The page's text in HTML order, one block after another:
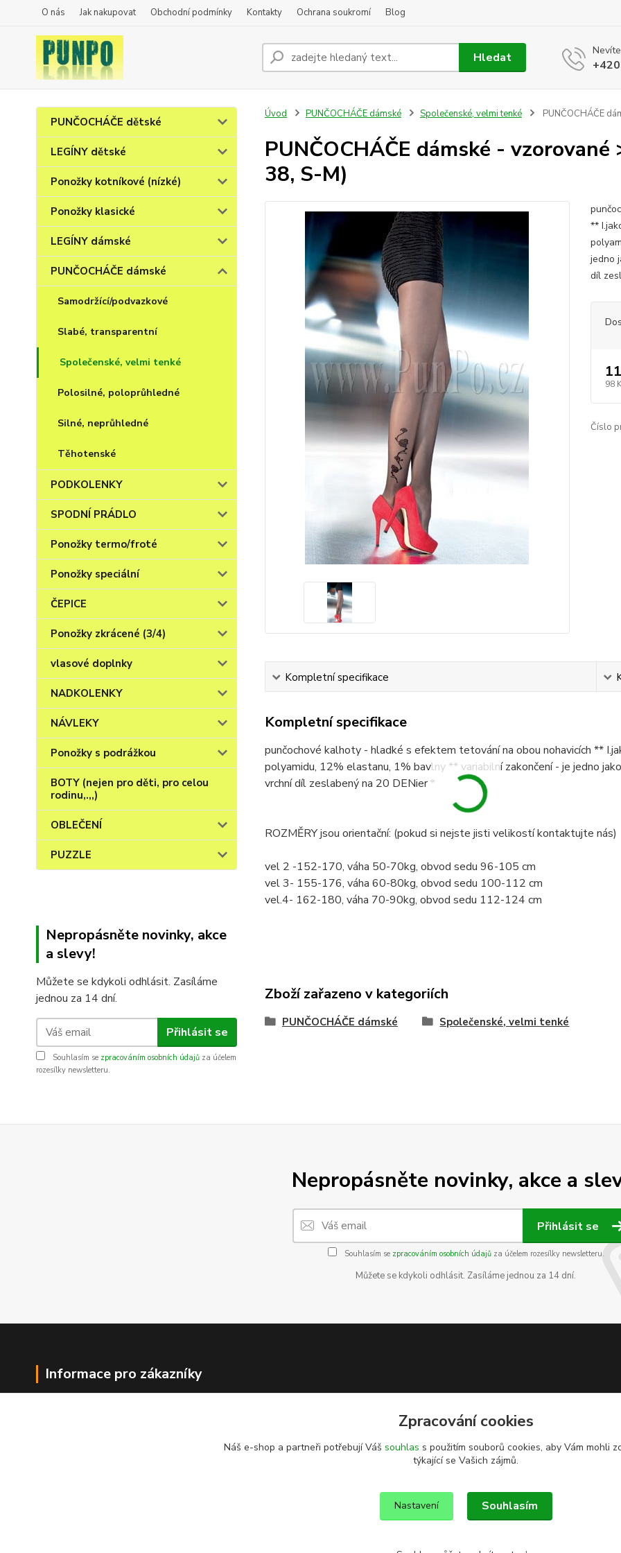
O nás Jak nakupovat Obchodní podmínky Kontakty Ochrana soukromí Blog
Hledat
PUNČOCHÁČE dětské
LEGÍNY dětské
Ponožky kotníkové (nízké)
Ponožky klasické
LEGÍNY dámské
PUNČOCHÁČE dámské
Samodržící/podvazkové
Slabé, transparentní
Společenské, velmi tenké
Polosilné, poloprůhledné
Silné, neprůhledné
Těhotenské
PODKOLENKY
SPODNÍ PRÁDLO
Ponožky termo/froté
Ponožky speciální
ČEPICE
Ponožky zkrácené (3/4)
vlasové doplnky
NADKOLENKY
NÁVLEKY
Ponožky s podrážkou
BOTY (nejen pro děti, pro celou
rodinu,.,,)
OBLEČENÍ
PUZZLE
Nepropásněte novinky, akce
a slevy!
Můžete se kdykoli odhlásit. Zasíláme
jednou za 14 dní.
Přihlásit se
Souhlasím se zpracováním osobních údajů za účelem
rozesílky newsletteru.
Úvod PUNČOCHÁČE dámské Společenské, velmi tenké PUNČOCHÁČE
PUNČOCHÁČE dámské -
38, S-M)
**
jedno
díl
98
Číslo
Kompletní specifikace
Kompletní specifikace
punčochové kalhoty - hladké s efektem tetování na obou nohavicích **
polyamidu, 12% elastanu, 1% bavlny ** variabilní zakončení - je jedno
vrchní díl zeslabený na 20 DENier *
ROZMĚRY jsou orientační: (pokud si nejste jisti velikostí kontaktujte nás)
vel 2 -152-170, váha 50-70kg, obvod sedu 96-105 cm
vel 3- 155-176, váha 60-80kg, obvod sedu 100-112 cm
vel.4- 162-180, váha 70-90kg, obvod sedu 112-124 cm
Zboží zařazeno v kategoriích
PUNČOCHÁČE dámské Společenské, velmi tenké
Nepropásněte novinky, akce a
Přihlásit se
Souhlasím se zpracováním osobních údajůza účelem rozesílky newsletteru.
Můžete se kdykoli odhlásit. Zasíláme jednou za 14 dní.
Informace pro zákazníky
Zpracování cookies
Náš e-shop a partneři potřebují Váš souhlas s použitím souborů cookies, aby Vám mohli
týkající se Vašich zájmů.
Nastavení Souhlasím